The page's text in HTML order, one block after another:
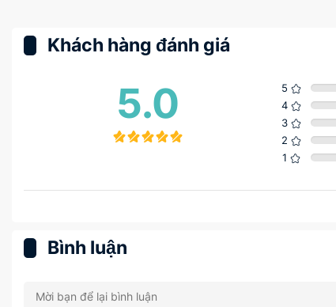
Khách hàng đánh giá
5.0
5
4
3
2
1
Bình luận